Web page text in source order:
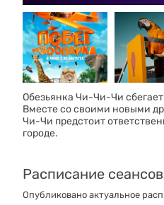
Обезьянка Чи-Чи-Чи
Вместе со своими новыми
Чи-Чи предстоит
городе.
Расписание
Опубликовано актуальное